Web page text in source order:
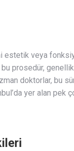
estetik veya
bu prosedür,
doktorlar, bu
yer alan pek